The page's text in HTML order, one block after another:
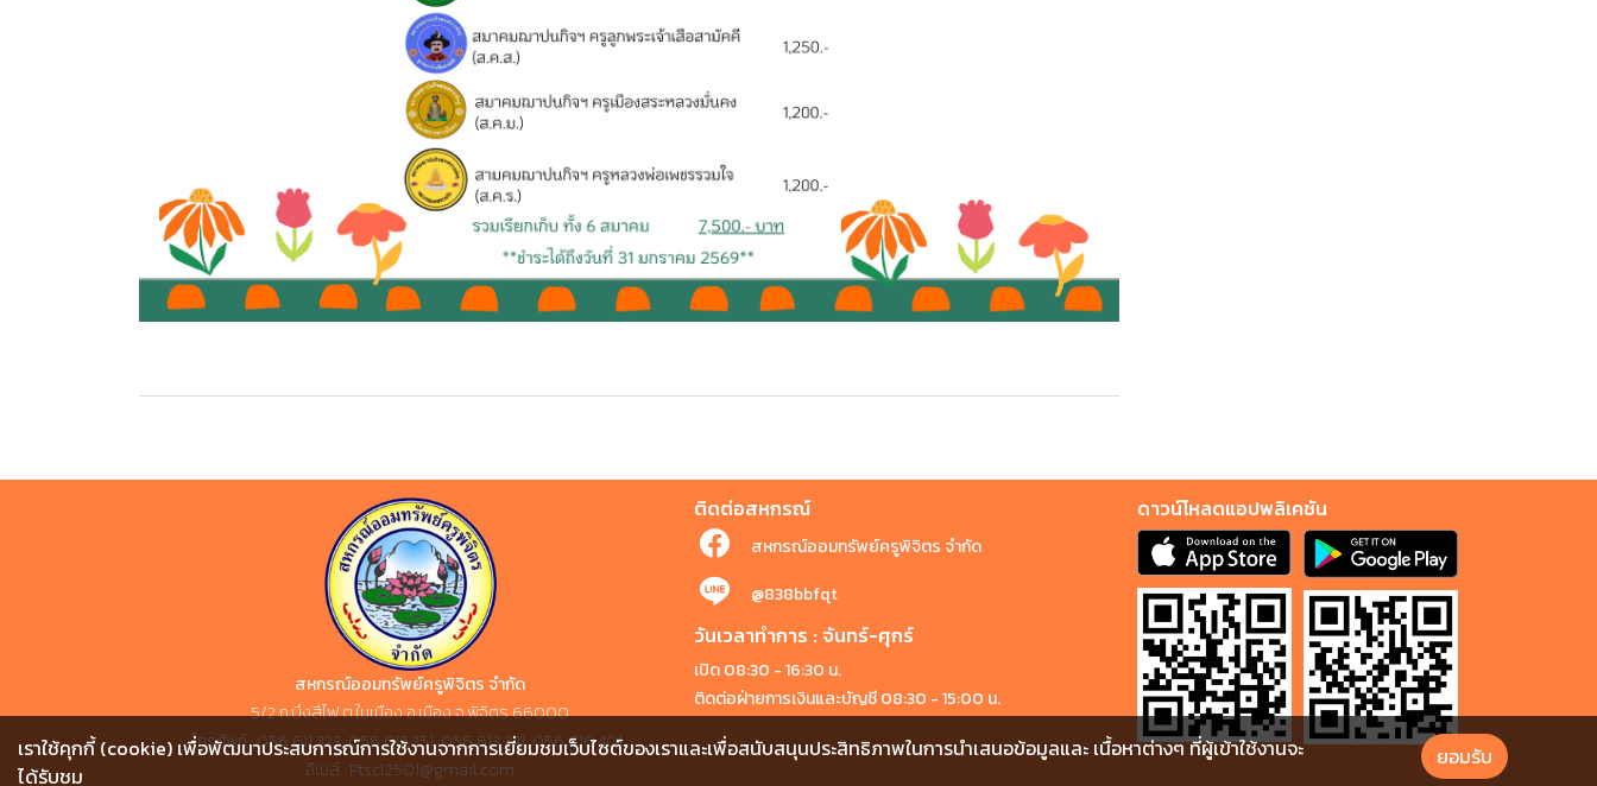
สหกรณ์ออมทรัพย์ครูพิจิตร จำกัด
5/2 ถ.บึงสีไฟ ต.ในเมือง อ.เมือง จ.พิจิตร 66000
โทรศัพท์ : 056 611 323, 056 613 251, 056 613 241, 056 616 401
อีเมล์ : Ptscl2501@gmail.com
ติดต่อสหกรณ์
สหกรณ์ออมทรัพย์ครูพิจิตร จำกัด
@838bbfqt
วันเวลาทำการ : จันทร์-ศุกร์
เปิด 08:30 - 16:30 น.
ติดต่อฝ่ายการเงินและบัญชี 08:30 - 15:00 น.
ดาวน์โหลดแอปพลิเคชัน
เราใช้คุกกี้ (cookie) เพื่อพัฒนาประสบการณ์การใช้งานจากการเยี่ยมชมเว็บไซต์ของเราและเพื่อสนับสนุนประสิทธิภาพในการนำเสนอข้อมูลและ เนื้อหาต่างๆ ที่ผู้เข้าใช้งานจะ
ได้รับชม
ยอมรับ